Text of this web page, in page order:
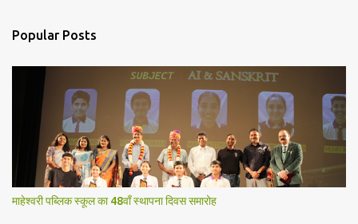
s
Popular Posts
माहेश्वरी पब्लिक स्कूल का 48वाँ स्थापना दिवस समारोह